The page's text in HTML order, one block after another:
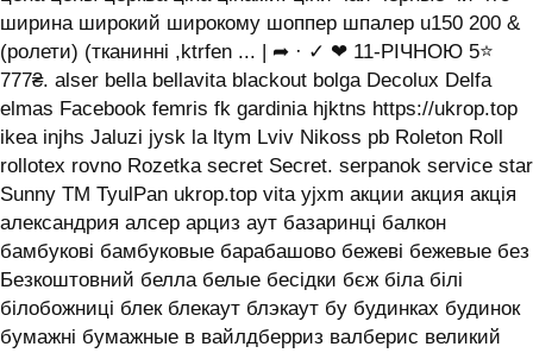
ширина широкий широкому шоппер шпалер u150 200 &
(ролети) (тканинні ,ktrfen ... | ➦ · ✓ ❤ 11-РІЧНОЮ 5⭐
777₴. alser bella bellavita blackout bolga Decolux Delfa
elmas Facebook femris fk gardinia hjktns https://ukrop.top
ikea injhs Jaluzi jysk la ltym Lviv Nikoss pb Roleton Roll
rollotex rovno Rozetka secret Secret. serpanok service star
Sunny TM TyulPan ukrop.top vita yjxm акции акция акція
александрия алсер арциз аут базаринці балкон
бамбукові бамбуковые барабашово бежеві бежевые без
Безкоштовний белла белые бесідки бєж біла білі
білобожниці блек блекаут блэкаут бу будинках будинок
бумажні бумажные в вайлдберриз валберис великий